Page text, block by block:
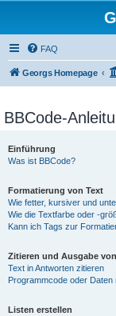
FAQ
Georgs Homepage
BBCode-
Einführung
Was ist BBCode?
Formatierung von Text
Wie fetter, kursiver und
Wie die Textfarbe oder -
Kann ich Tags zur
Zitieren und Ausgabe
Text in Antworten zitieren
Programmcode oder
Listen erstellen